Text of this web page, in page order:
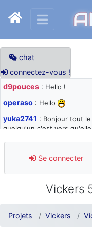
chat
connectez-vous !
d9pouces : Hello !
operaso : Hello
yuka2741 : Bonjour tout
quelqu'un c'est vers
d9pouces: désolé pour
jours : je teste des
: Super, la
d9pouces
: je suis un
comprendre
Se connecter
Vickers
Projets Vickers